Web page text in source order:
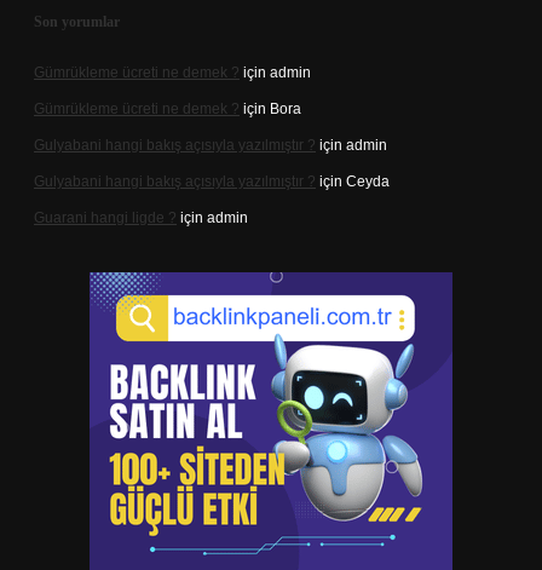
Son yorumlar
Gümrükleme ücreti ne demek ? için admin
Gümrükleme ücreti ne demek ? için Bora
Gulyabani hangi bakış açısıyla yazılmıştır ? için admin
Gulyabani hangi bakış açısıyla yazılmıştır ? için Ceyda
Guarani hangi ligde ? için admin